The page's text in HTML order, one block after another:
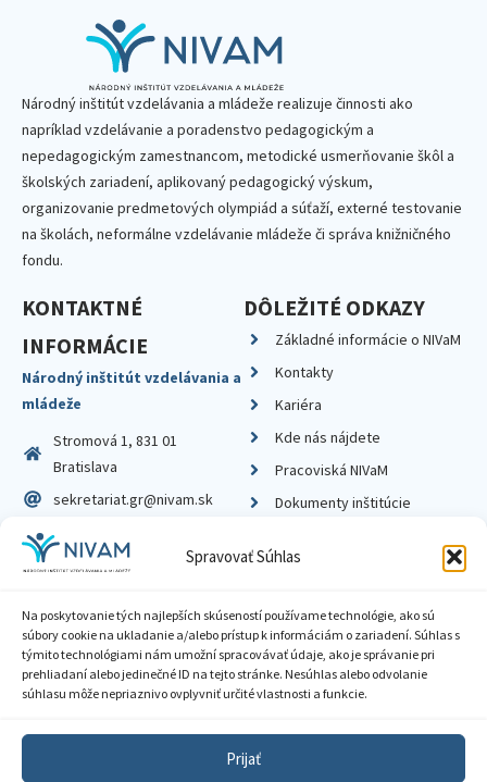
Spravovať Súhlas
Na poskytovanie tých najlepších skúseností používame technológie, ako sú
súbory cookie na ukladanie a/alebo prístup k informáciám o zariadení. Súhlas s
týmito technológiami nám umožní spracovávať údaje, ako je správanie pri
prehliadaní alebo jedinečné ID na tejto stránke. Nesúhlas alebo odvolanie
súhlasu môže nepriaznivo ovplyvniť určité vlastnosti a funkcie.
Prijať
Národný inštitút vzdelávania a mládeže realizuje činnosti ako
napríklad vzdelávanie a poradenstvo pedagogickým a
nepedagogickým zamestnancom, metodické usmerňovanie škôl a
školských zariadení, aplikovaný pedagogický výskum,
organizovanie predmetových olympiád a súťaží, externé testovanie
na školách, neformálne vzdelávanie mládeže či správa knižničného
fondu.
KONTAKTNÉ
INFORMÁCIE
Národný inštitút vzdelávania a
mládeže
Stromová 1, 831 01
Bratislava
sekretariat.gr@nivam.sk
IČO: 00164348
DIČ: 2020798714
DÔLEŽITÉ ODKAZY
Základné informácie o NIVaM
Kontakty
Kariéra
Kde nás nájdete
Pracoviská NIVaM
Dokumenty inštitúcie
Zásady ochrany súkromia
Sprístupnenie informácií